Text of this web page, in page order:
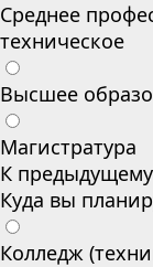
Среднее
техническое
Высшее
Магистратура
К
Куда вы
Колледж